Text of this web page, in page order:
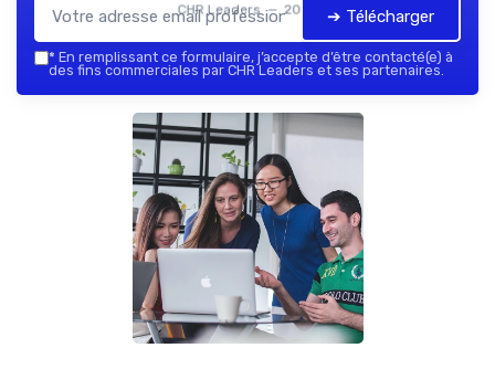
CHR Leaders — 2026 ➔ Télécharger
* En remplissant ce formulaire, j’accepte d’être contacté(e) à
des fins commerciales par CHR Leaders et ses partenaires.